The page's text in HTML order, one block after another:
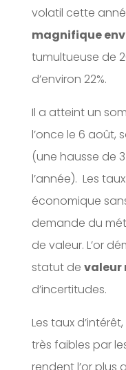
volatil cette
magnifique
tumultueuse de
d’environ 22%.
Il a atteint un
l’once le 6 août,
(une hausse de
l’année). Les
économique
demande du
de valeur. L’or
statut de valeur
d’incertitudes.
Les taux
très faibles par